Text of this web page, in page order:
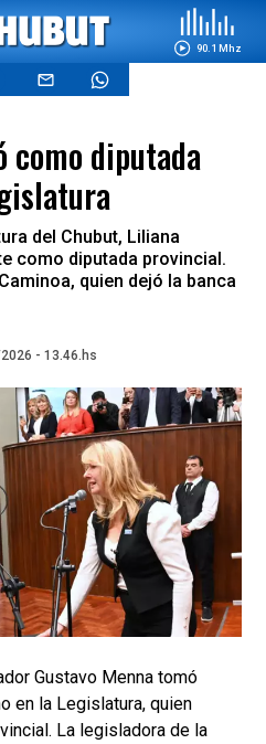
90.1 Mhz
como diputada
del Chubut, Liliana
como diputada provincial.
quien dejó la banca
- 13.46.hs
Gustavo Menna tomó
en la Legislatura, quien
La legisladora de la